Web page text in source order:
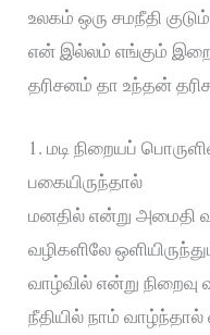
உலகம் ஒரு சமநீதி
என் இல்லம் எங்கும்
தரிசனம் தா உந்தன்
1. மடி நிறையப்
பகையிருந்தால்
மனதில் என்று
வழிகளிலே
வாழ்வில் என்று
நீதியில் நாம்